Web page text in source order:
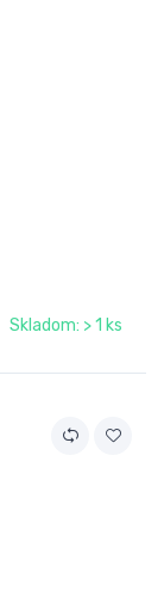
Skladom: > 1 ks